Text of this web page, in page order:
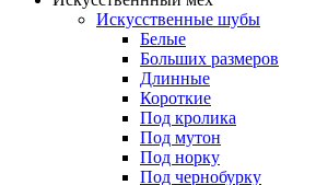
Искусственные шубы
Белые
Больших размеров
Длинные
Короткие
Под кролика
Под мутон
Под норку
Под чернобурку